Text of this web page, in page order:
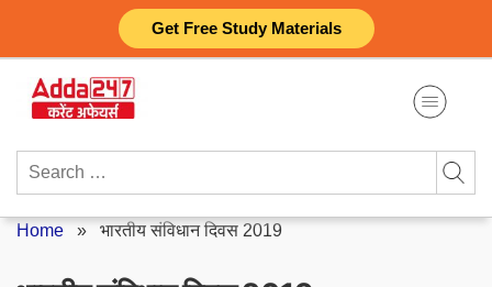
Get Free Study Materials
content
Search
Home » भारतीय संविधान दिवस 2019